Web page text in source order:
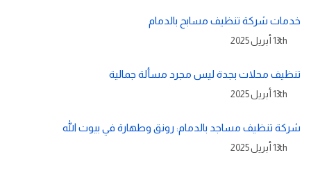
خدمات شركة تنظيف مسابح بالدمام
13th أبريل 2025
تنظيف محلات بجدة ليس مجرد مسألة جمالية
13th أبريل 2025
شركة تنظيف مساجد بالدمام: رونق وطهارة في بيوت الله
13th أبريل 2025